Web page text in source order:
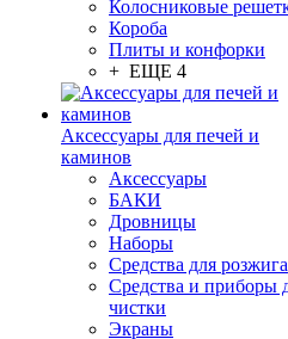
Колосниковые
Короба
Плиты и конфорки
+ ЕЩЕ 4
Аксессуары для печей и
каминов
Аксессуары
БАКИ
Дровницы
Наборы
Средства для розжига
Средства и приборы
чистки
Экраны